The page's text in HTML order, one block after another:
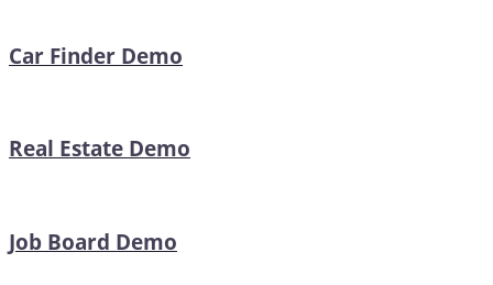
Car Finder Demo
Real Estate Demo
Job Board Demo